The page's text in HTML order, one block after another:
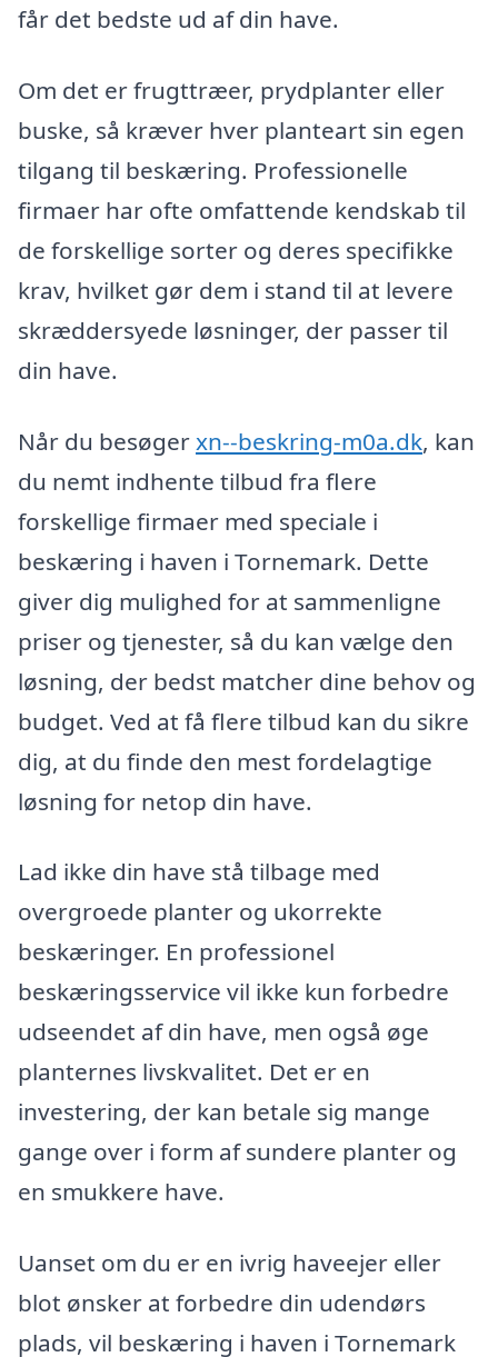
får det bedste ud af din have.
Om det er frugttræer, prydplanter eller
buske, så kræver hver planteart sin egen
tilgang til beskæring. Professionelle
firmaer har ofte omfattende kendskab til
de forskellige sorter og deres specifikke
krav, hvilket gør dem i stand til at levere
skræddersyede løsninger, der passer til
din have.
Når du besøgerxn--beskring-m0a.dk, kan
du nemt indhente tilbud fra flere
forskellige firmaer med speciale i
beskæring i haven i Tornemark. Dette
giver dig mulighed for at sammenligne
priser og tjenester, så du kan vælge den
løsning, der bedst matcher dine behov og
budget. Ved at få flere tilbud kan du sikre
dig, at du finde den mest fordelagtige
løsning for netop din have.
Lad ikke din have stå tilbage med
overgroede planter og ukorrekte
beskæringer. En professionel
beskæringsservice vil ikke kun forbedre
udseendet af din have, men også øge
planternes livskvalitet. Det er en
investering, der kan betale sig mange
gange over i form af sundere planter og
en smukkere have.
Uanset om du er en ivrig haveejer eller
blot ønsker at forbedre din udendørs
plads, vil beskæring i haven i Tornemark